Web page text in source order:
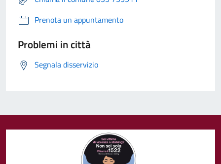
Prenota un appuntamento
Problemi in città
Segnala disservizio